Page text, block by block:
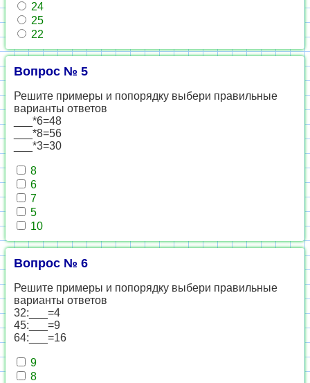
24
25
22
Вопрос № 5
Решите примеры и попорядку выбери правильные
варианты ответов
___*6=48
___*8=56
___*3=30
8
6
7
5
10
Вопрос № 6
Решите примеры и попорядку выбери правильные
варианты ответов
32:___=4
45:___=9
64:___=16
9
8